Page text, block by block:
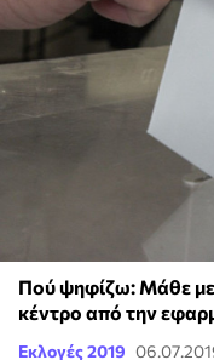
Πού ψηφίζω: Μάθε με
κέντρο από την
Εκλογές 2019